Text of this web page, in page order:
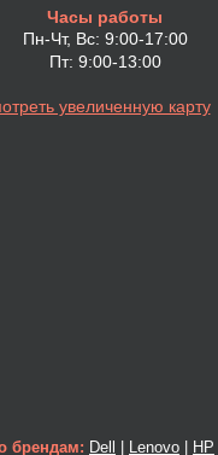
Часы работы
Пн-Чт, Вс: 9:00-17:00
Пт: 9:00-13:00
увеличенную карту
брендам: Dell Lenovo HP